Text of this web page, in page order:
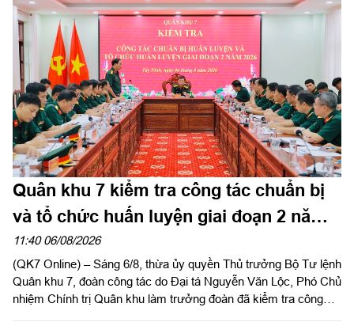
chỉ đạo.
Quân khu 7 kiểm tra công tác chuẩn bị
và tổ chức huấn luyện giai đoạn 2 năm
2026 tại tỉnh Tây Ninh
11:40 06/08/2026
(QK7 Online) – Sáng 6/8, thừa ủy quyền Thủ trưởng Bộ Tư lệnh
Quân khu 7, đoàn công tác do Đại tá Nguyễn Văn Lộc, Phó Chủ
nhiệm Chính trị Quân khu làm trưởng đoàn đã kiểm tra công